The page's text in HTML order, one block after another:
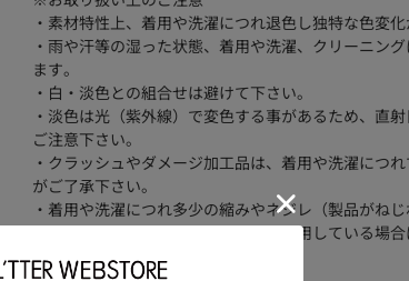
・素材特性上、着用や洗濯につれ退色し独特な色変化
・雨や汗等の湿った状態、着用や洗濯、クリーニン
ます。
・白・淡色との組合せは避けて下さい。
・淡色は光（紫外線）で変色する事があるため、直
ご注意下さい。
・クラッシュやダメージ加工品は、着用や洗濯につ
がご了承下さい。
・着用や洗濯につれ多少の縮みやネジレ（製品がね
・ボタンやリベット等の金属付属を使用している場
る恐れがありますのでご注意下さい。